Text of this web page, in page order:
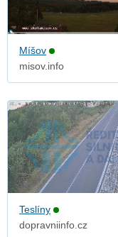
Míšov
misov.info
Teslíny
dopravniinfo.cz